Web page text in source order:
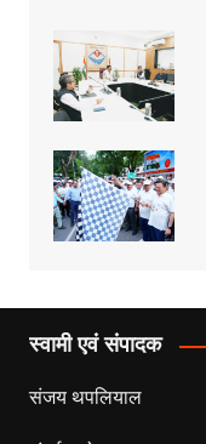
स्वामी एवं संपादक
संजय थपलियाल